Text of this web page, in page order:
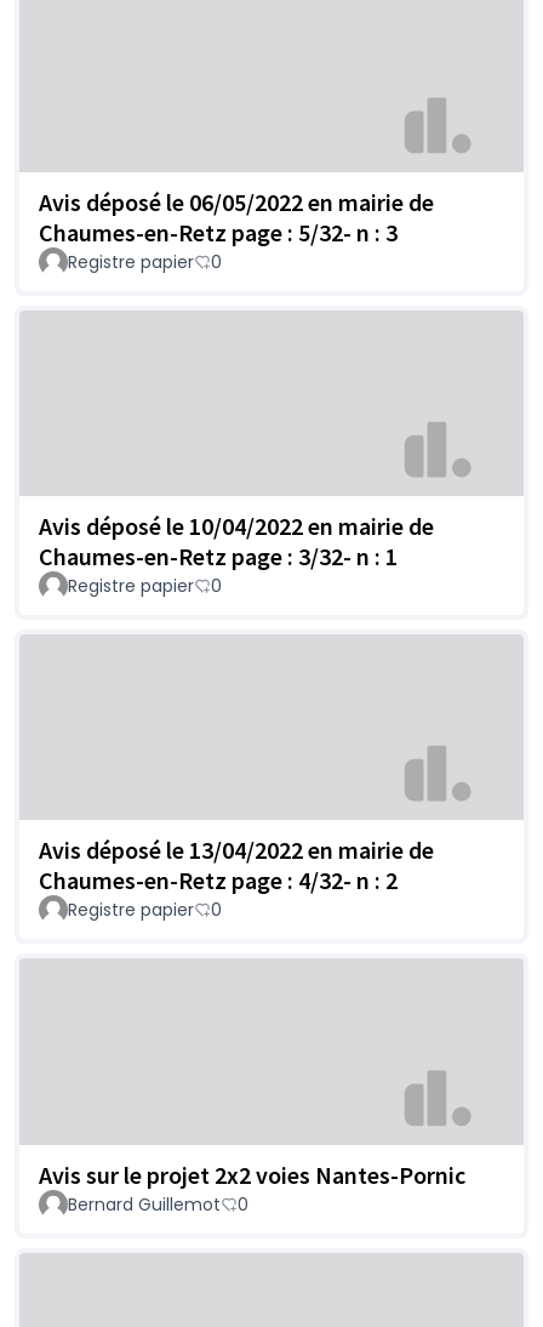
Avis déposé le 06/05/2022 en mairie de
Chaumes-en-Retz page : 5/32- n : 3
Registre papier 0
Avis déposé le 10/04/2022 en mairie de
Chaumes-en-Retz page : 3/32- n : 1
Registre papier 0
Avis déposé le 13/04/2022 en mairie de
Chaumes-en-Retz page : 4/32- n : 2
Registre papier 0
Avis sur le projet 2x2 voies Nantes-Pornic
Bernard Guillemot 0